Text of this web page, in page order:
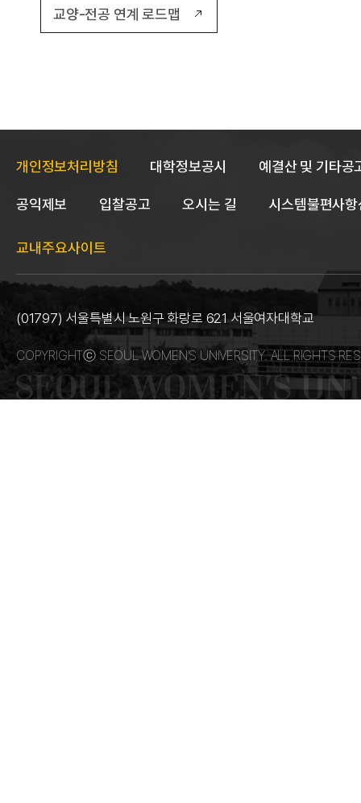
교양-전공 연계 로드맵
뉴
이
동
개인정보처리방침 대학정보공시 예결산 및 기타공
공익제보 입찰공고 오시는 길 시스템불편사
교내주요사이트
(01797) 서울특별시 노원구 화랑로 621 서울여자대학교
COPYRIGHTⓒ SEOUL WOMEN’S UNIVERSITY. ALL RIGHTS